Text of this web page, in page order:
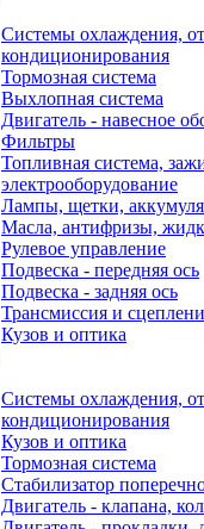
Системы охлаждения,
кондиционирования
Тормозная система
Выхлопная система
Двигатель - навесное
Фильтры
Топливная система,
электрооборудование
Лампы, щетки,
Масла, антифризы,
Рулевое управление
Подвеска - передняя ось
Подвеска - задняя ось
Трансмиссия и
Кузов и оптика
Системы охлаждения,
кондиционирования
Кузов и оптика
Тормозная система
Стабилизатор
Двигатель - клапана,